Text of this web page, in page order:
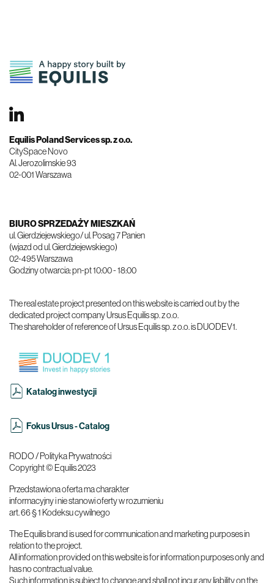
Equilis Poland Services sp. z o.o.
​​​​​​​CitySpace Novo
Al. Jerozolimskie 93
02-001 Warszawa
BIURO SPRZEDAŻY MIESZKAŃ
ul. Gierdziejewskiego/ ul. Posag 7 Panien
(wjazd od ul. Gierdziejewskiego)
02-495 Warszawa
Godziny otwarcia: pn-pt 10:00 - 18:00
The real estate project presented on this website is carried out by the
dedicated project company Ursus Equilis sp. z o.o.
The shareholder of reference of Ursus Equilis sp. z o.o. is DUODEV1.
Katalog inwestycji
Fokus Ursus - Catalog
RODO / Polityka Prywatności
Copyright © Equilis 2023
Przedstawiona oferta ma charakter
informacyjny i nie stanowi oferty w rozumieniu
art. 66 § 1 Kodeksu cywilnego
The Equilis brand is used for communication and marketing purposes in
relation to the project.
All information provided on this website is for information purposes only and
has no contractual value.
Such information is subject to change and shall not incur any liability on the